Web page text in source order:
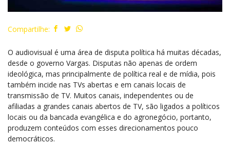
Compartilhe:
O audiovisual é uma área de disputa política há muitas décadas,
desde o governo Vargas. Disputas não apenas de ordem
ideológica, mas principalmente de política real e de mídia, pois
também incide nas TVs abertas e em canais locais de
transmissão de TV. Muitos canais, independentes ou de
afiliadas a grandes canais abertos de TV, são ligados a políticos
locais ou da bancada evangélica e do agronegócio, portanto,
produzem conteúdos com esses direcionamentos pouco
democráticos.